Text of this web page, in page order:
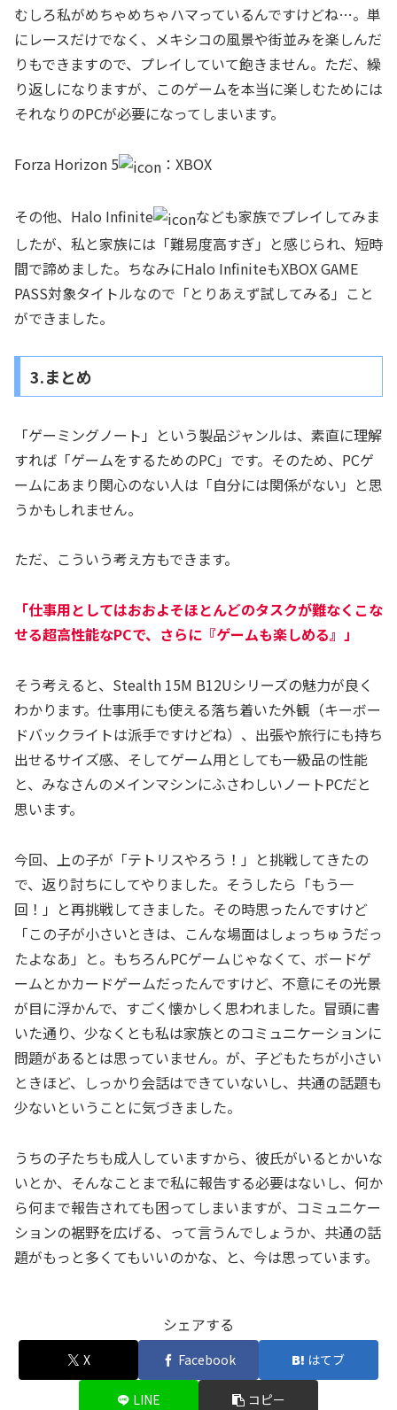
むしろ私がめちゃめちゃハマっているんですけどね…。単
にレースだけでなく、メキシコの風景や街並みを楽しんだ
りもできますので、プレイしていて飽きません。ただ、繰
り返しになりますが、このゲームを本当に楽しむためには
それなりのPCが必要になってしまいます。
Forza Horizon 5 ：XBOX
その他、Halo Infinite
なども家族でプレイしてみま
したが、私と家族には「難易度高すぎ」と感じられ、短時
間で諦めました。ちなみにHalo InfiniteもXBOX GAME
PASS対象タイトルなので「とりあえず試してみる」こと
ができました。
3.まとめ
「ゲーミングノート」という製品ジャンルは、素直に理解
すれば「ゲームをするためのPC」です。そのため、PCゲ
ームにあまり関心のない人は「自分には関係がない」と思
うかもしれません。
ただ、こういう考え方もできます。
「仕事用としてはおおよそほとんどのタスクが難なくこな
せる超高性能なPCで、さらに『ゲームも楽しめる』」
そう考えると、Stealth 15M B12Uシリーズの魅力が良く
わかります。仕事用にも使える落ち着いた外観（キーボー
ドバックライトは派手ですけどね）、出張や旅行にも持ち
出せるサイズ感、そしてゲーム用としても一級品の性能
と、みなさんのメインマシンにふさわしいノートPCだと
思います。
今回、上の子が「テトリスやろう！」と挑戦してきたの
で、返り討ちにしてやりました。そうしたら「もう一
回！」と再挑戦してきました。その時思ったんですけど
「この子が小さいときは、こんな場面はしょっちゅうだっ
たよなあ」と。もちろんPCゲームじゃなくて、ボードゲ
ームとかカードゲームだったんですけど、不意にその光景
が目に浮かんで、すごく懐かしく思われました。冒頭に書
いた通り、少なくとも私は家族とのコミュニケーションに
問題があるとは思っていません。が、子どもたちが小さい
ときほど、しっかり会話はできていないし、共通の話題も
少ないということに気づきました。
うちの子たちも成人していますから、彼氏がいるとかいな
いとか、そんなことまで私に報告する必要はないし、何か
ら何まで報告されても困ってしまいますが、コミュニケー
ションの裾野を広げる、って言うんでしょうか、共通の話
題がもっと多くてもいいのかな、と、今は思っています。
シェアする
X Facebook はてブ
LINE コピー